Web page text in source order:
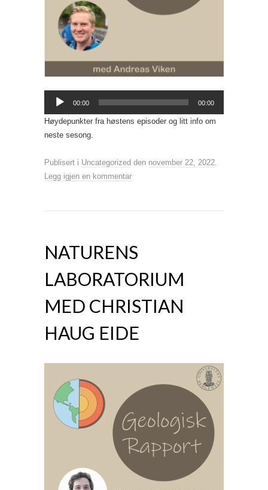
Lydavspiller
00:00 00:00
Høydepunkter fra høstens episoder og litt info om
neste sesong.
Publisert i Uncategorized den november 22, 2022.
Legg igjen en kommentar
NATURENS
LABORATORIUM
MED CHRISTIAN
HAUG EIDE